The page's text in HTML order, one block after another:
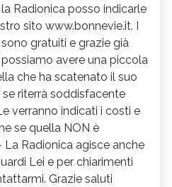
Radionica posso indicarle
sito www.bonnevie.it. I
gratuiti e grazie già
avere una piccola
che ha scatenato il suo
riterrà soddisfacente
verranno indicati i costi e
se quella NON è
Radionica agisce anche
Lei e per chiarimenti
Grazie saluti